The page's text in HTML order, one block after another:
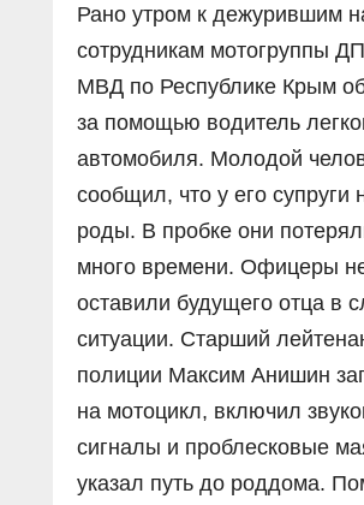
Рано утром к дежурившим
сотрудникам мотогруппы
МВД по Республике Крым
за помощью водитель
автомобиля. Молодой
сообщил, что у его супруги
роды. В пробке они
много времени. Офицеры
оставили будущего отца в
ситуации. Старший
полиции Максим Анишин
на мотоцикл, включил
сигналы и проблесковые
указал путь до роддома.